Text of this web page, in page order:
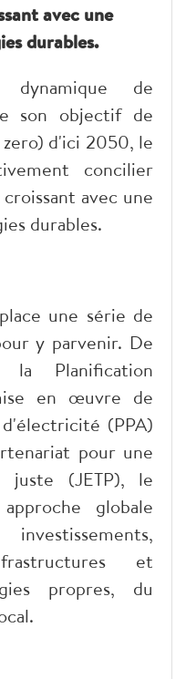
avec une
durables.
de
son objectif de
d'ici 2050, le
concilier
avec une
durables.
une série de
y parvenir. De
Planification
en œuvre de
(PPA)
pour une
juste (JETP), le
globale
et
propres, du